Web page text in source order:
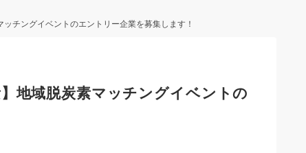
チングイベントのエントリー企業を募集します！
地域脱炭素マッチングイベントの